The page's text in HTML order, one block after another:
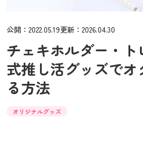
公開：2022.05.19更新：2026.04.30
チェキホルダー・
式推し活グッズで
る方法
オリジナルグッズ